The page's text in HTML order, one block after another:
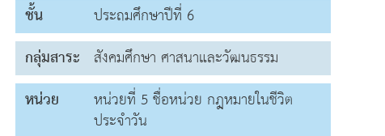
ชั้น
ประถมศึกษาปีที่ 6
กลุ่มสาระ สังคมศึกษา ศาสนาและวัฒนธรรม
หน่วย
หน่วยที่ 5 ชื่อหน่วย กฎหมายในชีวิต
ประจำวัน